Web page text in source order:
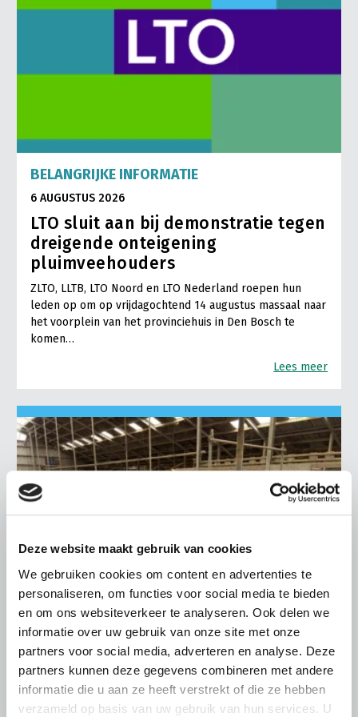
Deze website maakt gebruik van cookies
We gebruiken cookies om content en advertenties te
personaliseren, om functies voor social media te bieden
en om ons websiteverkeer te analyseren. Ook delen we
informatie over uw gebruik van onze site met onze
partners voor social media, adverteren en analyse. Deze
partners kunnen deze gegevens combineren met andere
informatie die u aan ze heeft verstrekt of die ze hebben
verzameld op basis van uw gebruik van hun services. U
BELANGRIJKE INFORMATIE
6 AUGUSTUS 2026
LTO sluit aan bij demonstratie tegen
dreigende onteigening
pluimveehouders
ZLTO, LLTB, LTO Noord en LTO Nederland roepen hun
leden op om op vrijdagochtend 14 augustus massaal naar
het voorplein van het provinciehuis in Den Bosch te
komen…
Lees meer
LTO LOBBY
6 AUGUSTUS 2026